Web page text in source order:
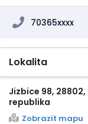
70365xxxx
Lokalita
Jizbice 98,
republika
Zobrazit mapu